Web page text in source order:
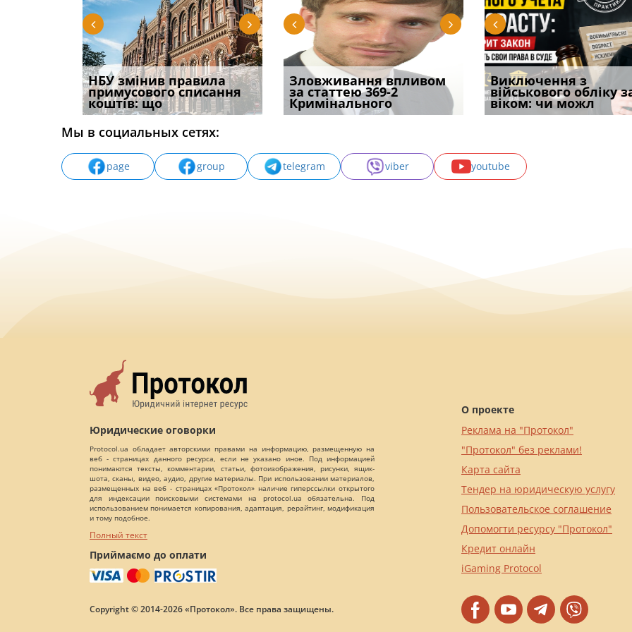
НБУ змінив правила
примусового списання
коштів: що
Правомірним і
ефективним способом
захисту речових
Чоловік помер, але
позика залишилася: як
фраза «на
Водії можуть отримати
компенсацію за
незаконні дії
Зловживання впливом
за статтею 369-2
Кримінального
Переоформлення
відстрочки за іншою
підставою: нов
Бронирование отменят с
1 сентября? Что на
самом де
Виключення з
військового обліку
віком: чи можл
Восьмий ААС
підтвердив, що
може скас
Мы в социальных сетях:
page group telegram viber youtube
Юридические оговорки
Protocol.ua обладает авторскими правами на информацию, размещенную на
веб - страницах данного ресурса, если не указано иное. Под информацией
понимаются тексты, комментарии, статьи, фотоизображения, рисунки, ящик-
шота, сканы, видео, аудио, другие материалы. При использовании материалов,
размещенных на веб - страницах «Протокол» наличие гиперссылки открытого
для индексации поисковыми системами на protocol.ua обязательна. Под
использованием понимается копирования, адаптация, рерайтинг, модификация
и тому подобное.
Полный текст
Приймаємо до оплати
Copyright © 2014-2026 «Протокол». Все права защищены.
О проекте
Реклама на "Протокол"
"Протокол" без реклами!
Карта сайта
Тендер на юридическую услугу
Пользовательское соглашение
Допомогти ресурсу "Протокол"
Кредит онлайн
iGaming Protocol